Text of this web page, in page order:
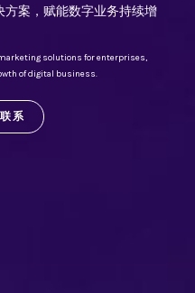
案，赋能数字业务持续增
solutions for enterprises,
of digital business.
系